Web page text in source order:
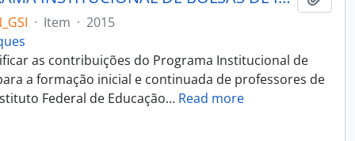
· Item · 2015
as contribuições do Programa Institucional de
a formação inicial e continuada de professores de
Federal de Educação… Read more